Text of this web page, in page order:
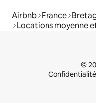
Airbnb France
Locations moyenne
©
Confidentialité